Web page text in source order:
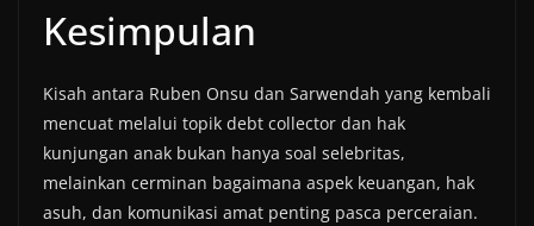
Kesimpulan
Kisah antara Ruben Onsu dan Sarwendah yang kembali
mencuat melalui topik debt collector dan hak
kunjungan anak bukan hanya soal selebritas,
melainkan cerminan bagaimana aspek keuangan, hak
asuh, dan komunikasi amat penting pasca perceraian.